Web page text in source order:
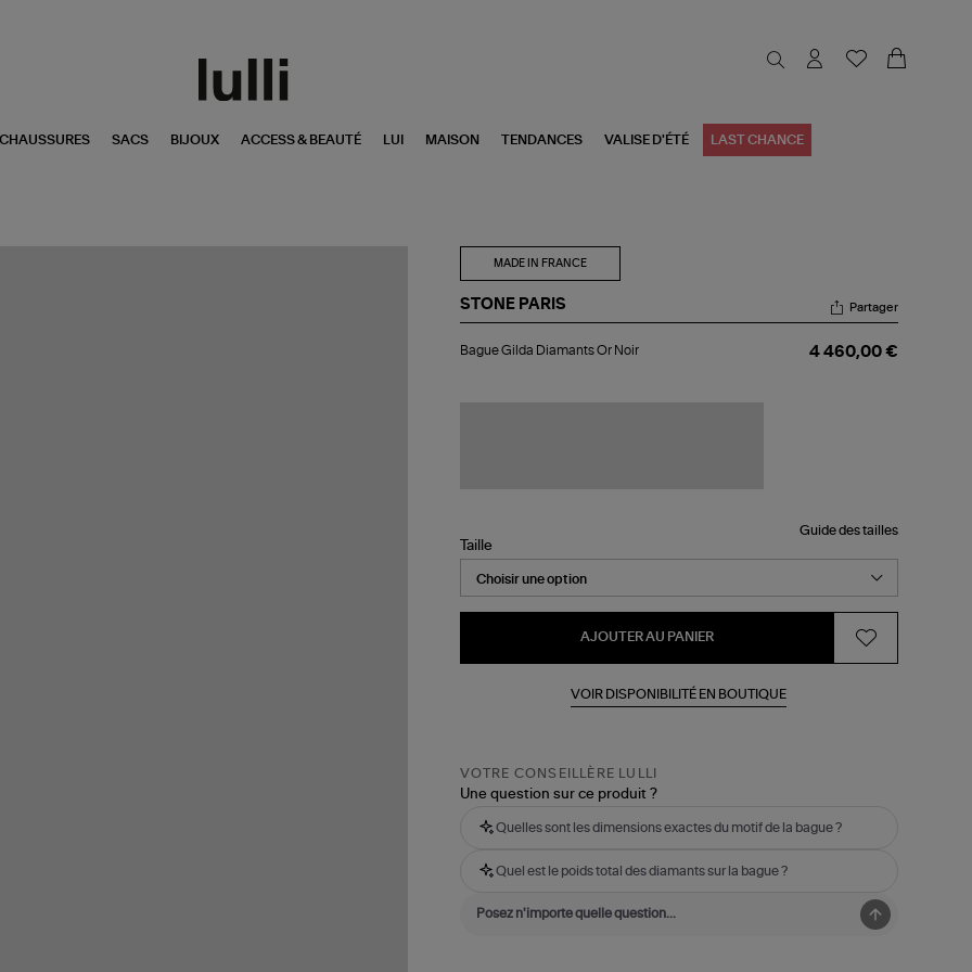
CHAUSSURES SACS BIJOUX ACCESS & BEAUTÉ LUI MAISON TENDANCES VALISE D'ÉTÉ LAST CHANCE
MADE IN FRANCE
STONE PARIS
Gilda
Partager
Bague Gilda Diamants Or Noir 4 460,00 €
Guide des tailles
Taille
AJOUTER AU PANIER
VOIR DISPONIBILITÉ EN BOUTIQUE
VOTRE CONSEILLÈRE LULLI
Une question sur ce produit ?
Quelles sont les dimensions exactes du motif de la bague ?
Quel est le poids total des diamants sur la bague ?